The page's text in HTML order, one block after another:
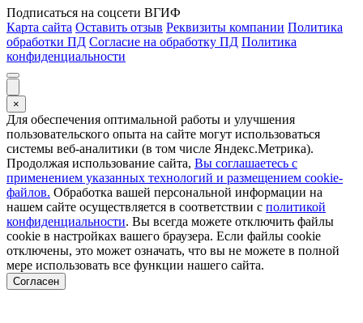
Подписаться на соцсети ВГИФ
Карта сайта Оставить отзыв Реквизиты компании Политика
обработки ПД Согласие на обработку ПД Политика
конфиденциальности
×
Для обеспечения оптимальной работы и улучшения
пользовательского опыта на сайте могут использоваться
системы веб-аналитики (в том числе Яндекс.Метрика).
Продолжая использование сайта, Вы соглашаетесь с
применением указанных технологий и размещением cookie-
файлов. Обработка вашей персональной информации на
нашем сайте осуществляется в соответствии с политикой
конфиденциальности. Вы всегда можете отключить файлы
cookie в настройках вашего браузера. Если файлы cookie
отключены, это может означать, что вы не можете в полной
мере использовать все функции нашего сайта.
Согласен